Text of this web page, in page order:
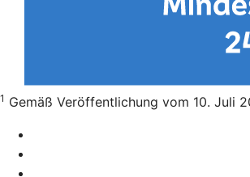
1 Gemäß Veröffentlichung vom 10. Juli